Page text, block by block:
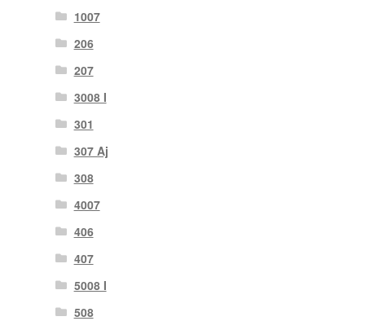
1007
206
207
3008 I
301
307 Aj
308
4007
406
407
5008 I
508